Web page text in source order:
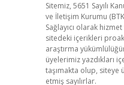
Sitemiz, 5651 Sayılı
ve İletişim Kurumu
Sağlayıcı olarak
sitedeki içerikleri
araştırma
üyelerimiz yazdıkları
taşımakta olup, siteye
etmiş sayılırlar.